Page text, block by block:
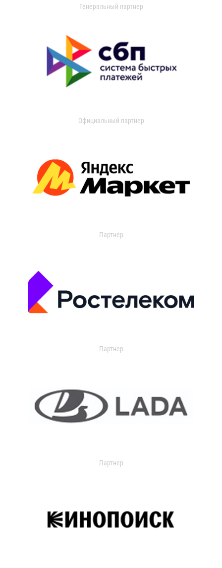
Генеральный партнер
Официальный партнер
Партнер
Партнер
Партнер